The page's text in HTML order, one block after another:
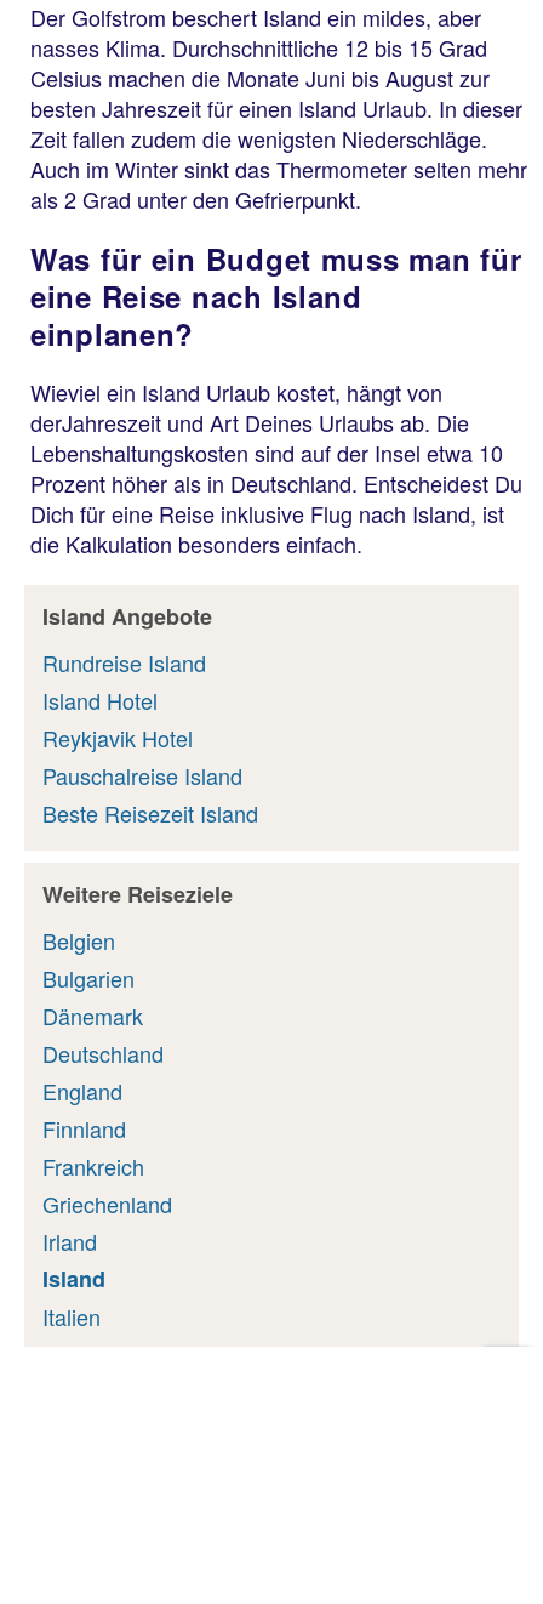
Der Golfstrom beschert Island ein mildes, aber
nasses Klima. Durchschnittliche 12 bis 15 Grad
Celsius machen die Monate Juni bis August zur
besten Jahreszeit für einen Island Urlaub. In dieser
Zeit fallen zudem die wenigsten Niederschläge.
Auch im Winter sinkt das Thermometer selten mehr
als 2 Grad unter den Gefrierpunkt.
Was für ein Budget muss man für
eine Reise nach Island
einplanen?
Wieviel ein Island Urlaub kostet, hängt von
derJahreszeit und Art Deines Urlaubs ab. Die
Lebenshaltungskosten sind auf der Insel etwa 10
Prozent höher als in Deutschland. Entscheidest Du
Dich für eine Reise inklusive Flug nach Island, ist
die Kalkulation besonders einfach.
Island Angebote
Rundreise Island
Island Hotel
Reykjavik Hotel
Pauschalreise Island
Beste Reisezeit Island
Weitere Reiseziele
Belgien
Bulgarien
Dänemark
Deutschland
England
Finnland
Frankreich
Griechenland
Irland
Island
Italien